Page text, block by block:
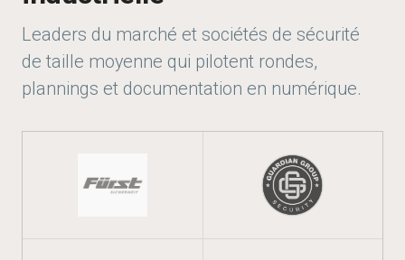
Leaders du marché et sociétés de sécurité
de taille moyenne qui pilotent rondes,
plannings et documentation en numérique.